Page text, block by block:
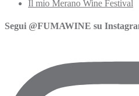
Il mio Merano Wine Festival
Segui @FUMAWINE su